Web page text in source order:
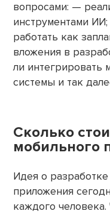
вопросами: —
инструментами
работать как
вложения в
ли
системы и так
Сколько
мобильного
Идея о
приложения
каждого